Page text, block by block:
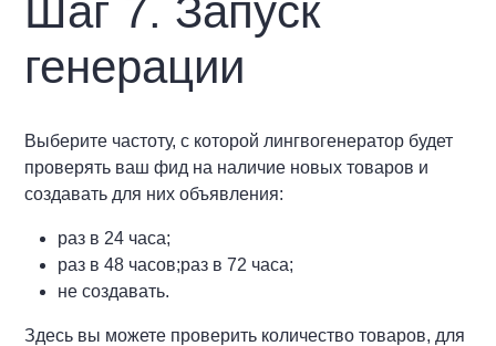
Шаг 7. Запуск
генерации
Выберите частоту, с которой лингвогенератор будет
проверять ваш фид на наличие новых товаров и
создавать для них объявления:
раз в 24 часа;
раз в 48 часов;раз в 72 часа;
не создавать.
Здесь вы можете проверить количество товаров, для